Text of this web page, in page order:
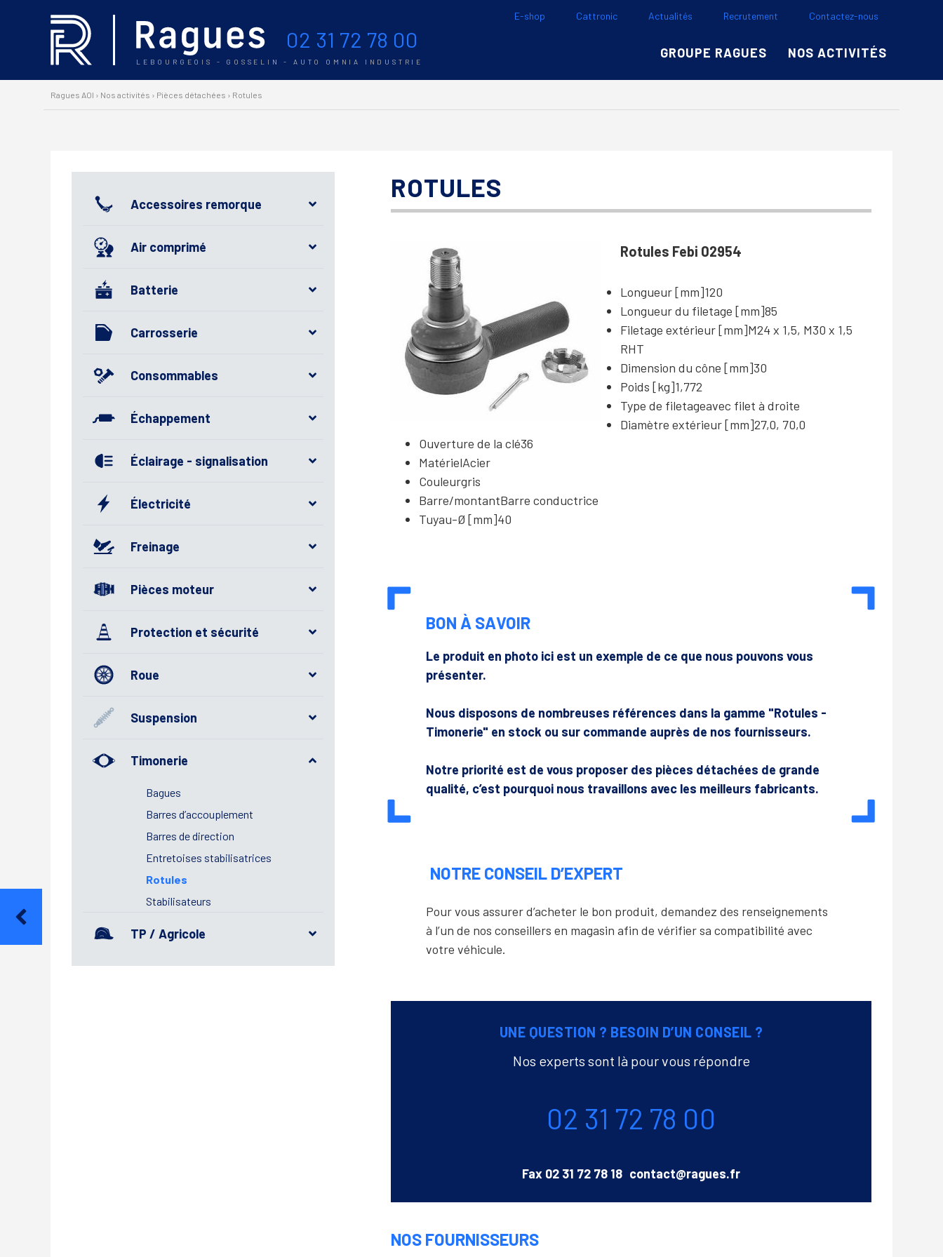
02 31 72 78 00
LEBOURGEOIS - GOSSELIN - AUTO OMNIA INDUSTRIE
E-shop Cattronic Actualités Recrutement Contactez-nous
GROUPE RAGUES NOS ACTIVITÉS
Ragues AOI › Nos activités › Pièces détachées › Rotules
Accessoires remorque
Air comprimé
Batterie
Carrosserie
Consommables
Échappement
Éclairage - signalisation
Électricité
Freinage
Pièces moteur
Protection et sécurité
Roue
Suspension
Timonerie
Bagues
Barres d’accouplement
Barres de direction
Entretoises stabilisatrices
Rotules
Stabilisateurs
TP / Agricole
ROTULES
Rotules Febi 02954
Longueur [mm]120
Longueur du filetage [mm]85
Filetage extérieur [mm]M24 x 1,5, M30 x 1,5
RHT
Dimension du cône [mm]30
Poids [kg]1,772
Type de filetageavec filet à droite
Diamètre extérieur [mm]27,0, 70,0
Ouverture de la clé36
MatérielAcier
Couleurgris
Barre/montantBarre conductrice
Tuyau-Ø [mm]40
BON À SAVOIR
Le produit en photo ici est un exemple de ce que nous pouvons vous
présenter.
Nous disposons de nombreuses références dans la gamme "Rotules -
Timonerie" en stock ou sur commande auprès de nos fournisseurs.
Notre priorité est de vous proposer des pièces détachées de grande
qualité, c’est pourquoi nous travaillons avec les meilleurs fabricants.
NOTRE CONSEIL D’EXPERT
Pour vous assurer d’acheter le bon produit, demandez des renseignements
à l’un de nos conseillers en magasin afin de vérifier sa compatibilité avec
votre véhicule.
UNE QUESTION ? BESOIN D’UN CONSEIL ?
Nos experts sont là pour vous répondre
02 31 72 78 00
Fax 02 31 72 78 18 Email
contact@ragues.fr
NOS FOURNISSEURS